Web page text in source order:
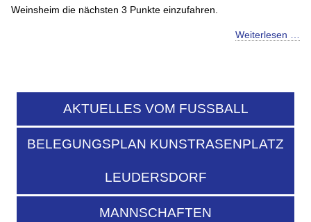
Weinsheim die nächsten 3 Punkte einzufahren.
Weiterlesen …
AKTUELLES VOM FUSSBALL
BELEGUNGSPLAN KUNSTRASENPLATZ
LEUDERSDORF
MANNSCHAFTEN